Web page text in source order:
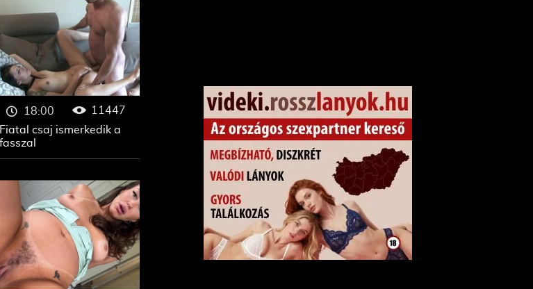
Fiatal csaj ismerkedik a
fasszal
18:00 11447